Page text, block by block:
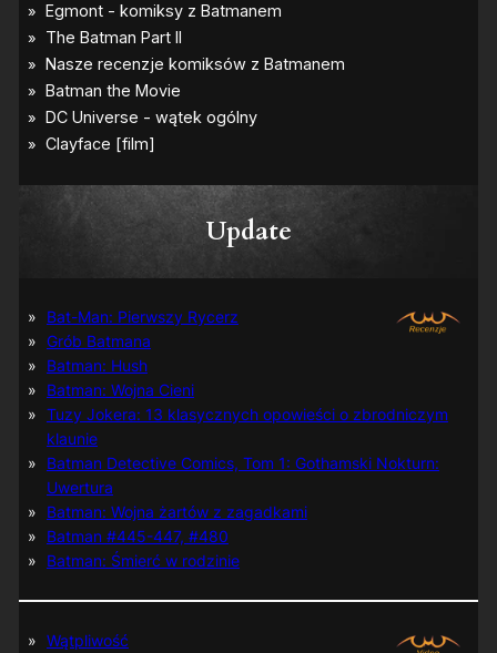
Update
Bat-Man: Pierwszy Rycerz
Grób Batmana
Batman: Hush
Batman: Wojna Cieni
Tuzy Jokera: 13 klasycznych opowieści o zbrodniczym
klaunie
Batman Detective Comics, Tom 1: Gothamski Nokturn:
Uwertura
Batman: Wojna żartów z zagadkami
Batman #445-447, #480
Batman: Śmierć w rodzinie
Wątpliwość